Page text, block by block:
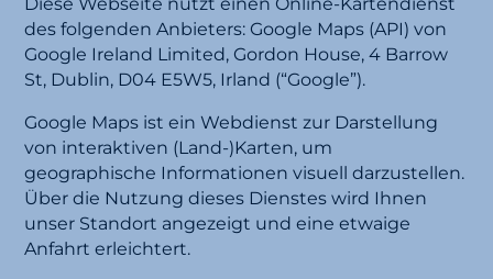
des folgenden Anbieters: Google Maps (API) von
Google Ireland Limited, Gordon House, 4 Barrow
St, Dublin, D04 E5W5, Irland (“Google”).
Google Maps ist ein Webdienst zur Darstellung
von interaktiven (Land-)Karten, um
geographische Informationen visuell darzustellen.
Über die Nutzung dieses Dienstes wird Ihnen
unser Standort angezeigt und eine etwaige
Anfahrt erleichtert.